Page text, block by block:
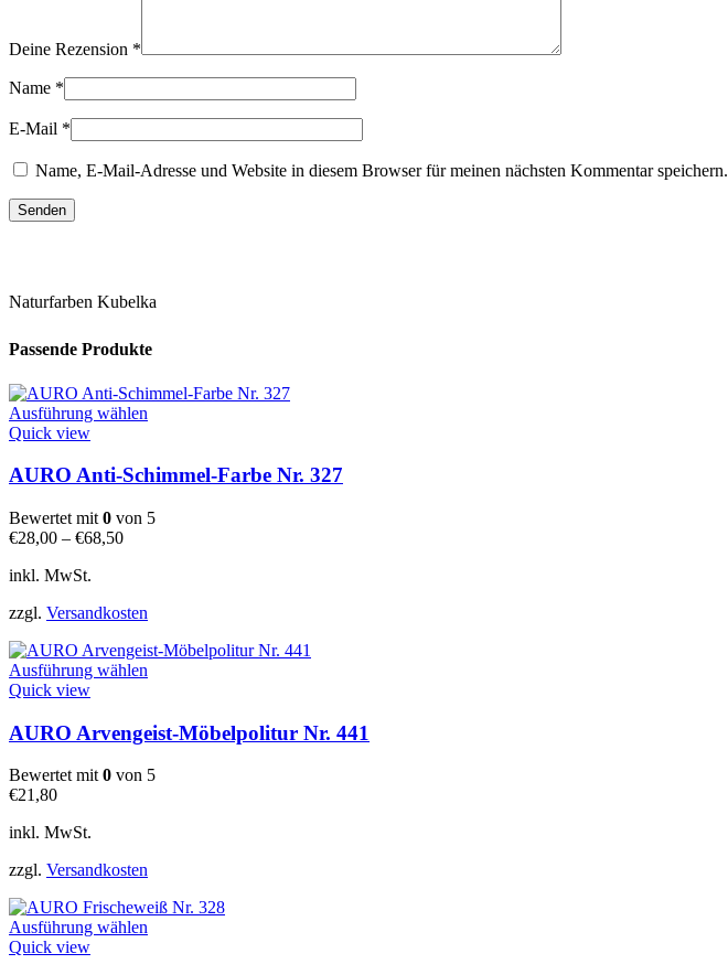
Deine Rezension *
Name *
E-Mail *
Name, E-Mail-Adresse und Website in diesem Browser für meinen nächsten Kommentar speichern.
Naturfarben Kubelka
Passende Produkte
Ausführung wählen
mehrere
auf.
gewählt
Quick view
AURO Anti-Schimmel-Farbe Nr. 327
Bewertet mit 0 von 5
€28,00 – €68,50
inkl. MwSt.
zzgl. Versandkosten
Ausführung wählen
mehrere
Varianten
auf.
gewählt
Quick view
AURO Arvengeist-Möbelpolitur Nr. 441
Bewertet mit0 von 5
€21,80
inkl. MwSt.
zzgl. Versandkosten
Ausführung wählen
Quick view